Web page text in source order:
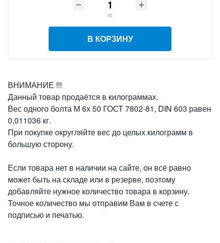
кг
В КОРЗИНУ
ВНИМАНИЕ !!!
Данный товар продаётся в килограммах.
Вес одного болта М 6х 50 ГОСТ 7802-81, DIN 603 равен
0,011036 кг.
При покупке округляйте вес до целых килограмм в
большую сторону.
Если товара нет в наличии на сайте, он всё равно
может быть на складе или в резерве, поэтому
добавляйте нужное количество товара в корзину.
Точное количество мы отправим Вам в счете с
подписью и печатью.